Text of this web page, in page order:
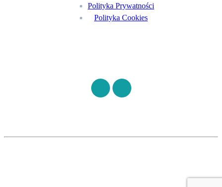
Polityka Prywatności
Polityka Cookies